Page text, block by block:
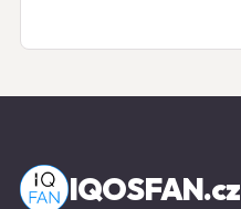
IQOSFAN.cz